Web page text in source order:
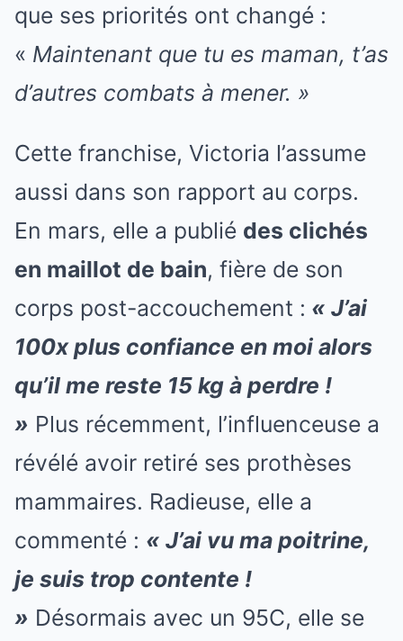
que ses priorités ont changé :
« Maintenant que tu es maman, t’as
d’autres combats à mener. »
Cette franchise, Victoria l’assume
aussi dans son rapport au corps.
En mars, elle a publié des clichés
en maillot de bain, fière de son
corps post-accouchement : « J’ai
100x plus confiance en moi alors
qu’il me reste 15 kg à perdre !
» Plus récemment, l’influenceuse a
révélé avoir retiré ses prothèses
mammaires. Radieuse, elle a
commenté : « J’ai vu ma poitrine,
je suis trop contente !
» Désormais avec un 95C, elle se